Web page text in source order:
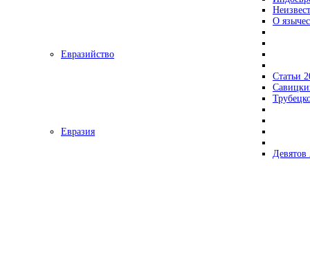
О
Евразийство
Статьи
Евразия